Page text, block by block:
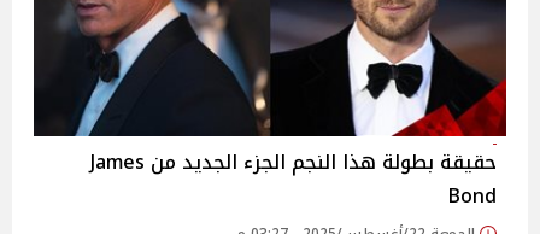
حقيقة بطولة هذا النجم الجزء الجديد من James
Bond